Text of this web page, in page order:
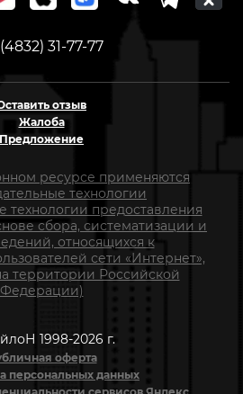
31-77-77
отзыв
Жалоба
Предложение
ресурсе применяются
технологии
предоставления
сбора, систематизации и
относящихся к
сети «Интернет»,
территории Российской
Федерации)
1998-2026 г.
оферта
персональных данных